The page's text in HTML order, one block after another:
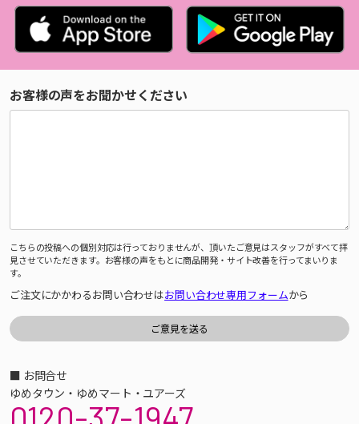
お客様の声をお聞かせください
こちらの投稿への個別対応は行っておりませんが、頂いたご意見はスタッフがすべて拝
見させていただきます。お客様の声をもとに商品開発・サイト改善を行ってまいりま
す。
ご注文にかかわるお問い合わせはお問い合わせ専用フォームから
■ お問合せ
ゆめタウン・ゆめマート・ユアーズ